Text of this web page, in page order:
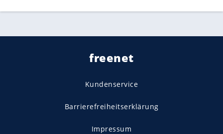
freenet
Kundenservice
Barrierefreiheitserklärung
Impressum